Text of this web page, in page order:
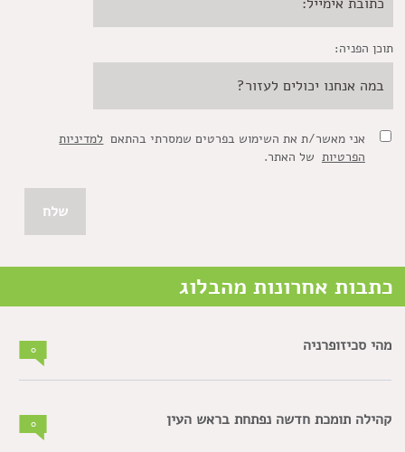
תוכן הפניה:
אני מאשר/ת את השימוש בפרטים שמסרתי בהתאם למדיניות
הפרטיותשל האתר.
כתבות אחרונות מהבלוג
מהי סכיזופרניה
קהילה תומכת חדשה נפתחת בראש העין